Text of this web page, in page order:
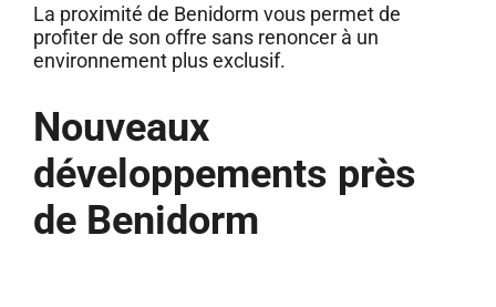
La proximité de Benidorm vous permet de
profiter de son offre sans renoncer à un
environnement plus exclusif.
Nouveaux
développements près
de Benidorm